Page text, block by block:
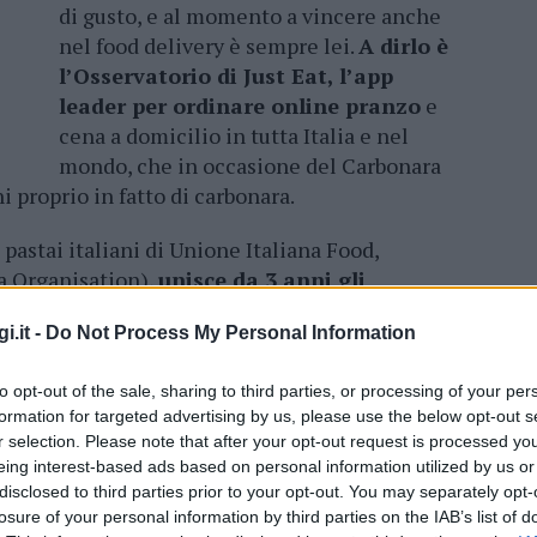
- Do Not Process My Personal Information
opt-out of the sale, sharing to third parties, or processing of your
for targeted advertising by us, please use the below opt-out
selection. Please note that after your opt-out request is processed
interest-based ads based on personal information utilized by us
to third parties prior to your opt-out. You may separately
of your personal information by third parties on the IAB’s list of
di gusto, e al momento a vincere anche
nel food delivery è sempre lei.A dirlo è
l’Osservatorio di Just Eat, l’app
leader per ordinare online pranzo e
cena a domicilio in tutta Italia e nel
mondo, che in occasione del Carbonara
proprio in fatto di carbonara.
pastai italiani di Unione Italiana Food,
Organisation),unisce da 3 anni gli
il mondo,
su questa ricetta con hashtag
la carbonara spopola soprattutto a
consumo a domicilio di quasi 3.000 kg,
maniche rigatoni e supplì al gusto
ne ha fatto un portabandiera, arriva a